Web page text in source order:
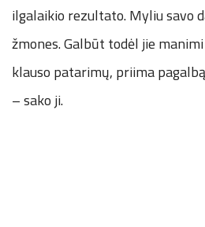
ilgalaikio rezultato. Myliu savo
žmones. Galbūt todėl jie
klauso patarimų, priima
– sako ji.